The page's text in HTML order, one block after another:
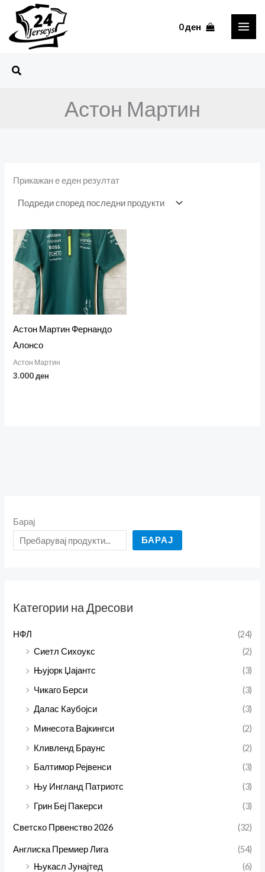
content
0ден
Search
Астон Мартин
Барај
БАРАЈ
Категории на Дресови
НФЛ
(24)
Сиетл Сихоукс
(2)
Њујорк Џајантс
(3)
Чикаго Берси
(3)
Далас Кaубојси
(3)
Минесота Вајкингси
(2)
Кливленд Браунс
(2)
Балтимор Рејвенси
(3)
Њу Ингланд Патриотс
(3)
Грин Беј Пакерси
(3)
Светско Првенство 2026 (32)
Англиска Премиер Лига
(54)
Њукасл Јунајтед
(6)
Прикажан е еден резултат
Астон Мартин Фернандо
Алонсо
Астон Мартин
3.000ден